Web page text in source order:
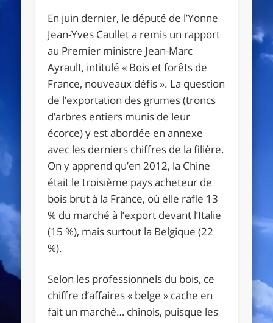
En juin dernier, le député de l’Yonne
Jean-Yves Caullet a remis un rapport
au Premier ministre Jean-Marc
Ayrault, intitulé « Bois et forêts de
France, nouveaux défis ». La question
de l’exportation des grumes (troncs
d’arbres entiers munis de leur
écorce) y est abordée en annexe
avec les derniers chiffres de la filière.
On y apprend qu’en 2012, la Chine
était le troisième pays acheteur de
bois brut à la France, où elle rafle 13
% du marché à l’export devant l’Italie
(15 %), mais surtout la Belgique (22
%).
Selon les professionnels du bois, ce
chiffre d’affaires « belge » cache en
fait un marché… chinois, puisque les